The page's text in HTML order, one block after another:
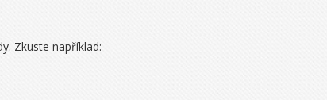
Zkuste například: